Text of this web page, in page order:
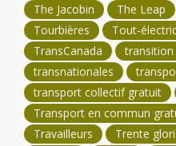
The Jacobin
The Leap
Tourbières
Tout-
TransCanada
transnationales
transport collectif gratuit
Transport en commun
Travailleurs
Trente